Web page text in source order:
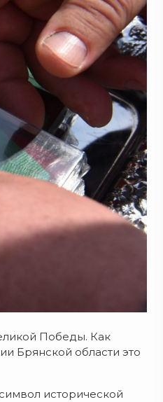
Победы. Как
Брянской области это
исторической